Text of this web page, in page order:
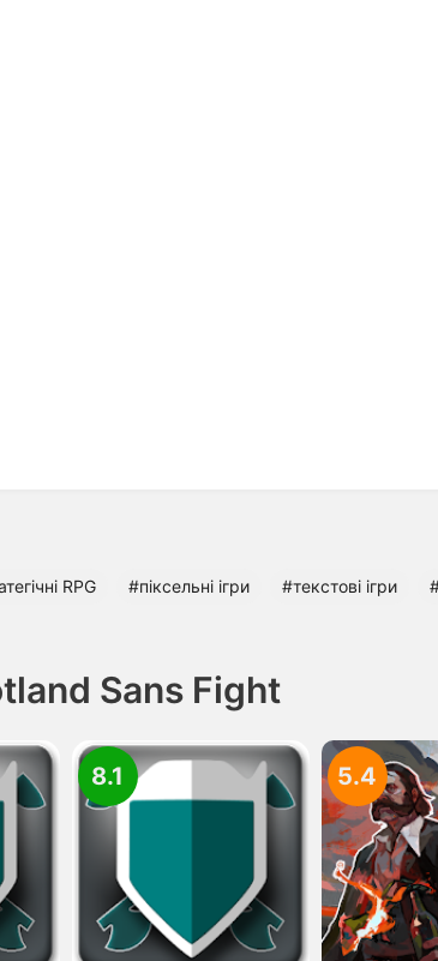
RPG #піксельні ігри #текстові ігри
Sans Fight
8.1 5.4